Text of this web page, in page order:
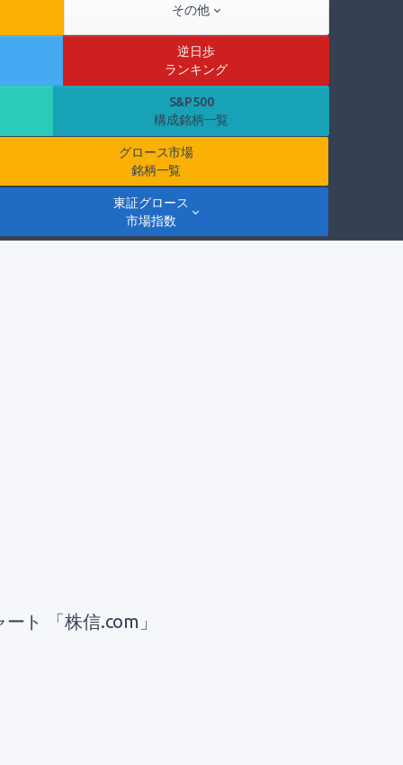
その他
逆日歩
ランキング
S&P500
構成銘柄一覧
グロース市場
銘柄一覧
東証グロース
市場指数
ト 「株信.com」